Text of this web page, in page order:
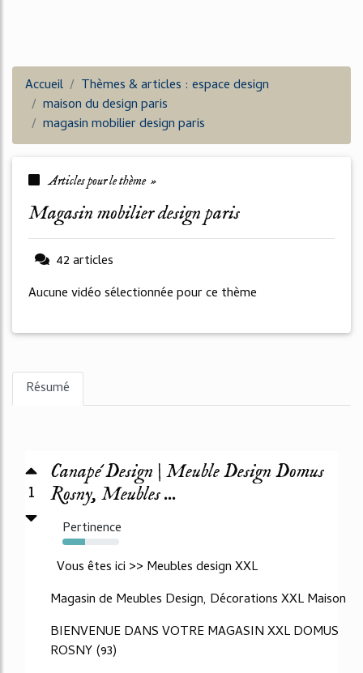
Accueil
Thèmes & articles : espace design
maison du design paris
magasin mobilier design paris
Articles pour le thème »
magasin mobilier design paris
42 articles
Aucune vidéo sélectionnée pour ce thème
Résumé
1
Canapé Design | Meuble Design Domus
Rosny, Meubles ...
Pertinence
40%
Vous êtes ici >> Meubles design XXL
Magasin de Meubles Design, Décorations XXL Maison
BIENVENUE DANS VOTRE MAGASIN XXL DOMUS
ROSNY (93)